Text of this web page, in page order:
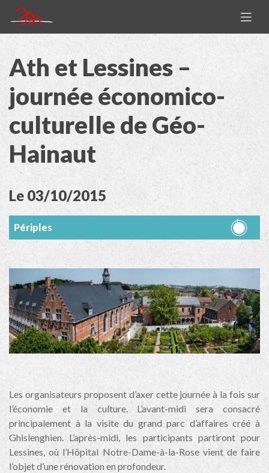
Ath et Lessines –
journée économico-
culturelle de Géo-
Hainaut
Le 03/10/2015
Périples
Les organisateurs proposent d’axer cette journée à la fois sur
l’économie et la culture. L’avant-midi sera consacré
principalement à la visite du grand parc d’affaires créé à
Ghislenghien. L’après-midi, les participants partiront pour
Lessines, où l’Hôpital Notre-Dame-à-la-Rose vient de faire
l’objet d’une rénovation en profondeur.